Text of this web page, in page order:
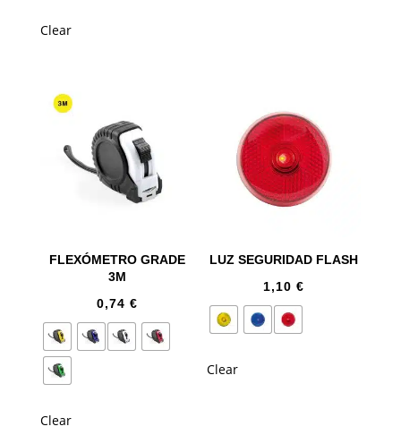
Clear
FLEXÓMETRO GRADE
3M
0,74 €
Clear
LUZ SEGURIDAD FLASH
1,10€
Clear